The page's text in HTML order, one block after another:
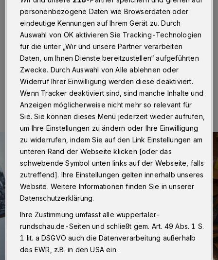
Wuppertal·Am Alten Markt ist ein Unbekannter in ein
Fitness-Studio eingestiegen. Der Täter brach eine
Kasse auf und stahl Geld. Eine Angestellte überraschte
den Mann (etwa 160 cm groß und hellblond), der
daraufhin floh.
14.09.2017 , 08:24 Uhr Eine Minute Lesezeit
personenbezogene Daten wie Browserdaten oder
eindeutige Kennungen auf Ihrem Gerät zu. Durch
Auswahl von OK aktivieren Sie Tracking-Technologien
für die unter „Wir und unsere Partner verarbeiten
Daten, um Ihnen Dienste bereitzustellen“ aufgeführten
Zwecke. Durch Auswahl von Alle ablehnen oder
Widerruf Ihrer Einwilligung werden diese deaktiviert.
Wenn Tracker deaktiviert sind, sind manche Inhalte und
Anzeigen möglicherweise nicht mehr so relevant für
Sie. Sie können dieses Menü jederzeit wieder aufrufen,
um Ihre Einstellungen zu ändern oder Ihre Einwilligung
zu widerrufen, indem Sie auf den Link Einstellungen am
unteren Rand der Webseite klicken [oder das
schwebende Symbol unten links auf der Webseite, falls
zutreffend]. Ihre Einstellungen gelten innerhalb unseres
Website. Weitere Informationen finden Sie in unserer
Datenschutzerklärung.
Ihre Zustimmung umfasst alle wuppertaler-
rundschau.de-Seiten und schließt gem. Art. 49 Abs. 1 S.
1 lit. a DSGVO auch die Datenverarbeitung außerhalb
des EWR, z.B. in den USA ein.